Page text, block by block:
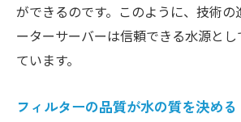
ができるのです。このように、技術の
ーターサーバーは信頼できる水源と
ています。
フィルターの品質が水の質を決める